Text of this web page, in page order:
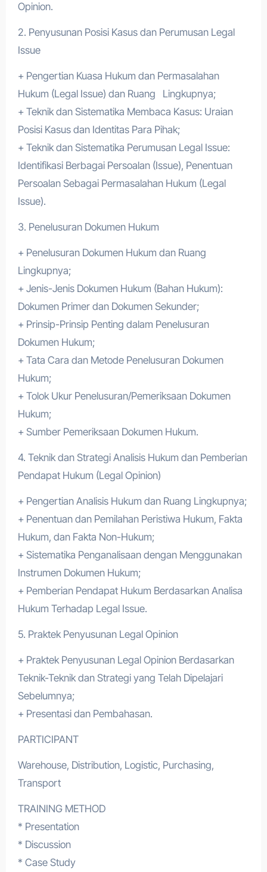
Opinion.
2. Penyusunan Posisi Kasus dan Perumusan Legal
Issue
+ Pengertian Kuasa Hukum dan Permasalahan
Hukum (Legal Issue) dan Ruang Lingkupnya;
+ Teknik dan Sistematika Membaca Kasus: Uraian
Posisi Kasus dan Identitas Para Pihak;
+ Teknik dan Sistematika Perumusan Legal Issue:
Identifikasi Berbagai Persoalan (Issue), Penentuan
Persoalan Sebagai Permasalahan Hukum (Legal
Issue).
3. Penelusuran Dokumen Hukum
+ Penelusuran Dokumen Hukum dan Ruang
Lingkupnya;
+ Jenis-Jenis Dokumen Hukum (Bahan Hukum):
Dokumen Primer dan Dokumen Sekunder;
+ Prinsip-Prinsip Penting dalam Penelusuran
Dokumen Hukum;
+ Tata Cara dan Metode Penelusuran Dokumen
Hukum;
+ Tolok Ukur Penelusuran/Pemeriksaan Dokumen
Hukum;
+ Sumber Pemeriksaan Dokumen Hukum.
4. Teknik dan Strategi Analisis Hukum dan Pemberian
Pendapat Hukum (Legal Opinion)
+ Pengertian Analisis Hukum dan Ruang Lingkupnya;
+ Penentuan dan Pemilahan Peristiwa Hukum, Fakta
Hukum, dan Fakta Non-Hukum;
+ Sistematika Penganalisaan dengan Menggunakan
Instrumen Dokumen Hukum;
+ Pemberian Pendapat Hukum Berdasarkan Analisa
Hukum Terhadap Legal Issue.
5. Praktek Penyusunan Legal Opinion
+ Praktek Penyusunan Legal Opinion Berdasarkan
Teknik-Teknik dan Strategi yang Telah Dipelajari
Sebelumnya;
+ Presentasi dan Pembahasan.
PARTICIPANT
Warehouse, Distribution, Logistic, Purchasing,
Transport
TRAINING METHOD
* Presentation
* Discussion
* Case Study